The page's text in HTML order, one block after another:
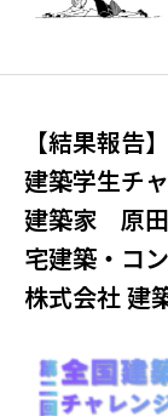
【結果報告
建築学生チ
建築家 原田
宅建築・コ
株式会社 建